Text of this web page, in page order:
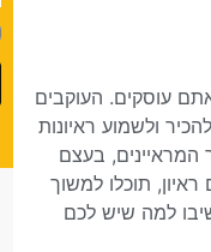
עוסקים. העוקבים
ולשמוע ראיונות
המראיינים, בעצם
תוכלו למשוך
למה שיש לכם